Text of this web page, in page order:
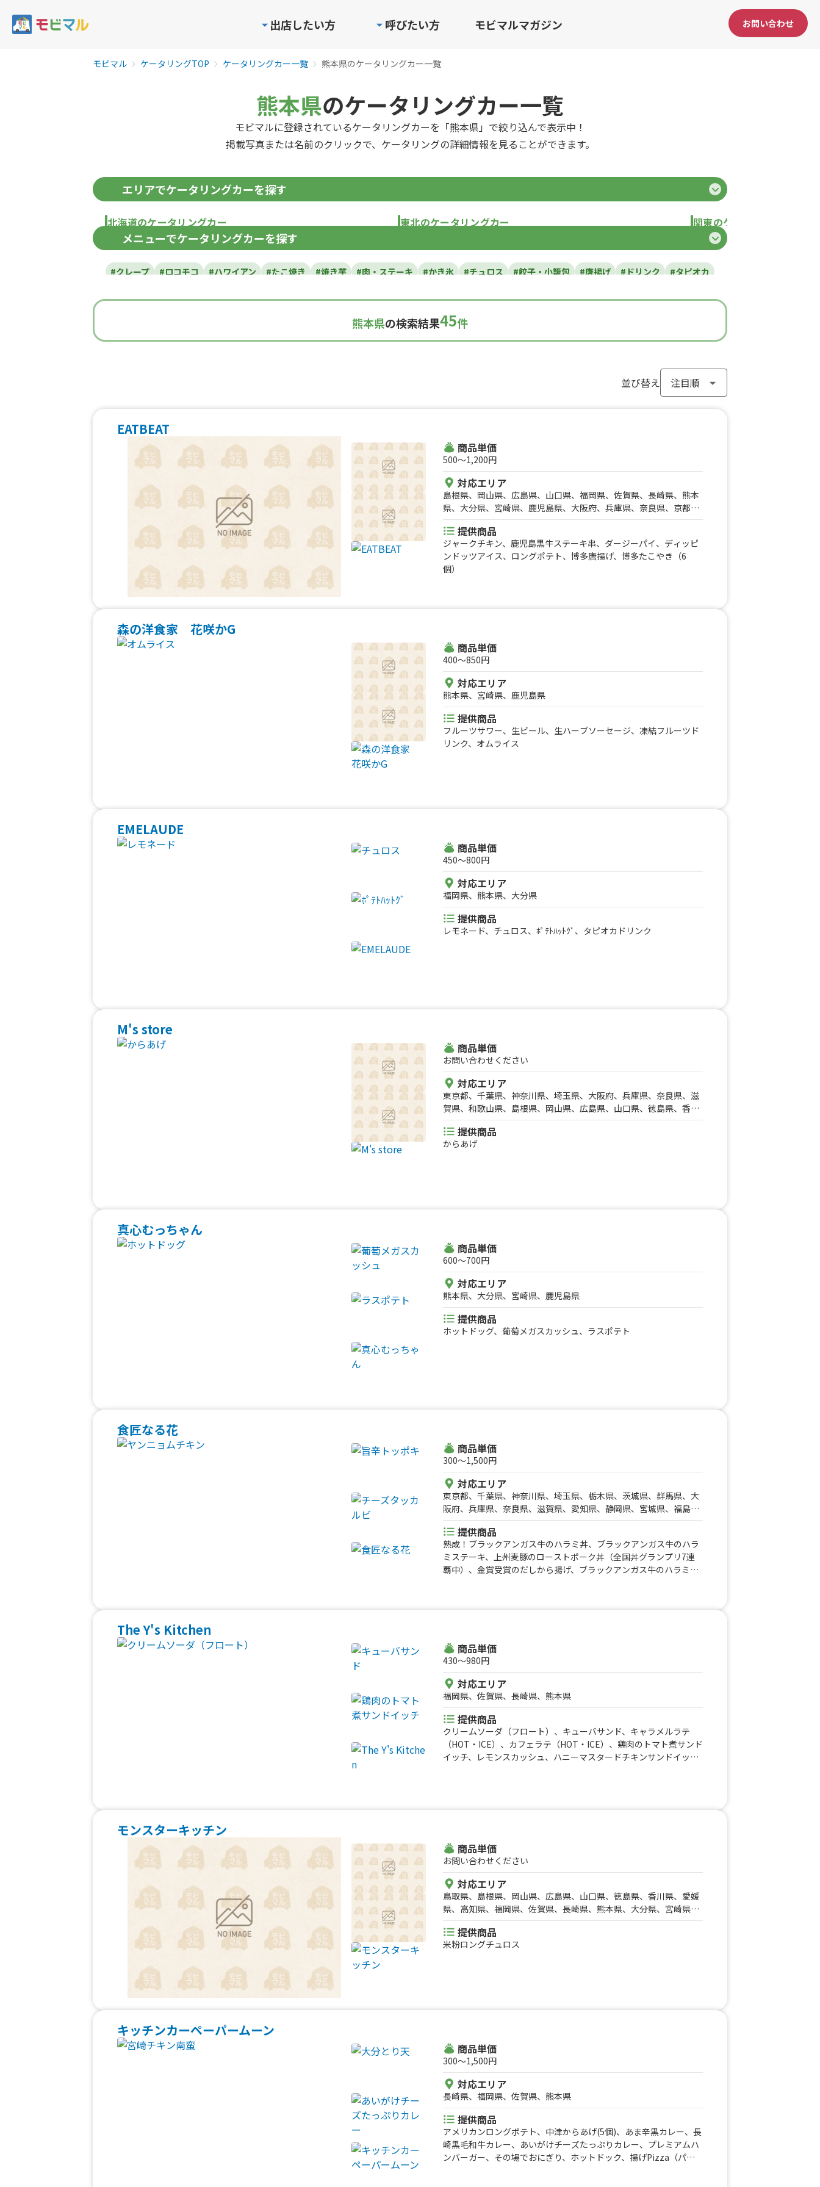
出店したい方 呼びたい方 モビマルマガジン お問い合わせ
モビマル ケータリングTOP ケータリングカー一覧 熊本県のケータリングカー一覧
熊本県のケータリングカー一覧
モビマルに登録されているケータリングカーを「熊本県」で絞り込んで表示中！
掲載写真または名前のクリックで、ケータリングの詳細情報を見ることができます。
エリアでケータリングカーを探す
北海道のケータリングカー
北海道
東北のケータリングカー
青森県岩手県宮城県秋田県山形県福島県
関東のケータリングカー
東京都千葉県
メニューでケータリングカーを探す
#クレープ #ロコモコ #ハワイアン #たこ焼き #焼き芋 #肉・ステーキ #かき氷 #チュロス #餃子・小籠包 #唐揚げ #ドリンク
#タピオカ
#ローストビーフ #スムージー #魯肉飯
#中華
#団子 #クリームソーダ #サンドイッチ #わたあめ #スープ #ケーキ #クロッフル #モンブラン #お弁当
#パフェ
#アサイーボウル
#10円パン
熊本県の検索結果45件
並び替え
EATBEAT
商品単価
500〜1,200円
対応エリア
島根県、岡山県、広島県、山口県、福岡県、佐賀県、長崎県、熊本
県、大分県、宮崎県、鹿児島県、大阪府、兵庫県、奈良県、京都
府、滋賀県、和歌山県、愛知県、静岡県、三重県、岐阜県、鳥取
県、徳島県、香川県、愛媛県、高知県
提供商品
ジャークチキン、鹿児島黒牛ステーキ串、ダージーパイ、ディッピ
ンドッツアイス、ロングポテト、博多唐揚げ、博多たこやき（6
個）
森の洋食家 花咲かG
商品単価
400〜850円
対応エリア
熊本県、宮崎県、鹿児島県
提供商品
フルーツサワー、生ビール、生ハーブソーセージ、凍結フルーツド
リンク、オムライス
EMELAUDE
商品単価
450〜800円
対応エリア
福岡県、熊本県、大分県
提供商品
レモネード、チュロス、ﾎﾟﾃﾄﾊｯﾄｸﾞ、タピオカドリンク
M's store
商品単価
お問い合わせください
対応エリア
東京都、千葉県、神奈川県、埼玉県、大阪府、兵庫県、奈良県、滋
賀県、和歌山県、島根県、岡山県、広島県、山口県、徳島県、香川
県、愛媛県、京都府、愛知県、静岡県、三重県、岐阜県、鳥取県、
高知県、福岡県、長崎県、熊本県、大分県
提供商品
からあげ
真心むっちゃん
商品単価
600〜700円
対応エリア
熊本県、大分県、宮崎県、鹿児島県
提供商品
ホットドッグ、葡萄メガスカッシュ、ラスポテト
食匠なる花
商品単価
300〜1,500円
対応エリア
東京都、千葉県、神奈川県、埼玉県、栃木県、茨城県、群馬県、大
阪府、兵庫県、奈良県、滋賀県、愛知県、静岡県、宮城県、福島
県、石川県、山梨県、長野県、北海道、青森県、岩手県、秋田県、
山形県、福岡県、熊本県、大分県、宮崎県、鹿児島県
提供商品
熟成！ブラックアンガス牛のハラミ丼、ブラックアンガス牛のハラ
ミステーキ、上州麦豚のローストポーク丼（全国丼グランプリ7連
覇中）、金賞受賞のだしから揚げ、ブラックアンガス牛のハラミ串
The Y's Kitchen
商品単価
430〜980円
対応エリア
福岡県、佐賀県、長崎県、熊本県
提供商品
クリームソーダ（フロート）、キューバサンド、キャラメルラテ
（HOT・ICE）、カフェラテ（HOT・ICE）、鶏肉のトマト煮サンド
イッチ、レモンスカッシュ、ハニーマスタードチキンサンドイッ
モンスターキッチン
商品単価
お問い合わせください
対応エリア
鳥取県、島根県、岡山県、広島県、山口県、徳島県、香川県、愛媛
県、高知県、福岡県、佐賀県、長崎県、熊本県、大分県、宮崎県、
鹿児島県、沖縄県
提供商品
米粉ロングチュロス
キッチンカーペーパームーン
商品単価
300〜1,500円
対応エリア
長崎県、福岡県、佐賀県、熊本県
提供商品
アメリカンロングポテト、中津からあげ(5個)、あま辛黒カレー、長
崎黒毛和牛カレー、あいがけチーズたっぷりカレー、プレミアムハ
ンバーガー、その場でおにぎり、ホットドック、揚げPizza（パン